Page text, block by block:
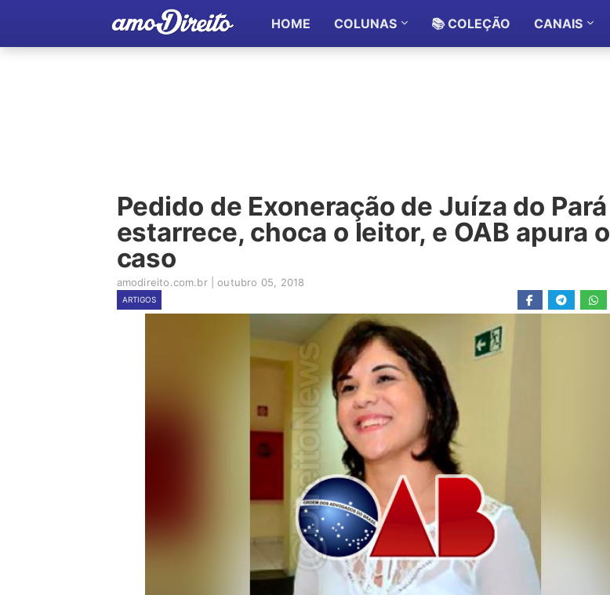
HOME COLUNAS 📚 COLEÇÃO CANAIS
Pedido de Exoneração de Juíza do Pará
estarrece, choca o leitor, e OAB apura o
caso
amodireito.com.br outubro 05, 2018
ARTIGOS